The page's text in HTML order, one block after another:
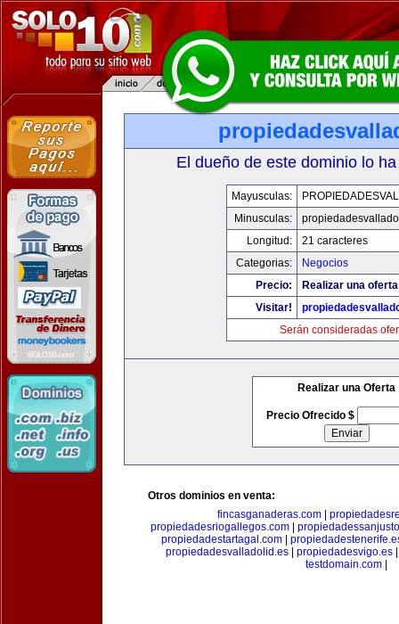
El dueño de este dominio lo
Mayusculas:
Minusculas:
Longitud:
21 caracteres
Categorias:
Negocios
Precio:
Realizar una
Visitar!
Serán consideradas
Realizar una Oferta
Precio Ofrecido $
Otros dominios en venta:
fincasganaderas.com|
propiedadesriogallegos.com|
propiedadestartagal.com|
propiedadesvalladolid.es
propiedadesvigo.es
testdomain.com